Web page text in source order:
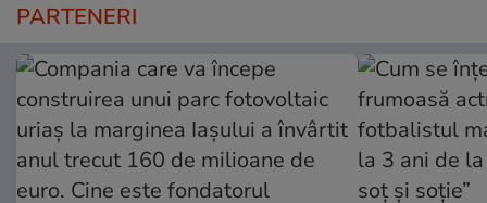
PARTENERI